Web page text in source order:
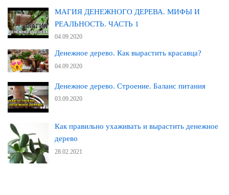
МАГИЯ ДЕНЕЖНОГО ДЕРЕВА. МИФЫ И
РЕАЛЬНОСТЬ. ЧАСТЬ 1
04.09.2020
Денежное дерево. Как вырастить красавца?
04.09.2020
Денежное дерево. Строение. Баланс питания
03.09.2020
Как правильно ухаживать и вырастить денежное
дерево
28.02.2021